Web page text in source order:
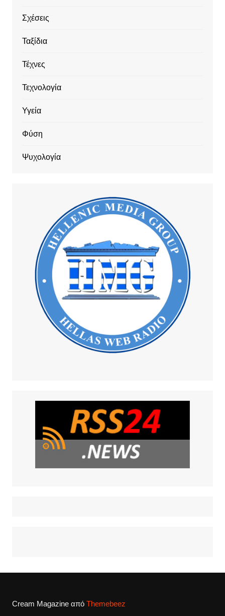
Σχέσεις
Ταξίδια
Τέχνες
Τεχνολογία
Υγεία
Φύση
Ψυχολογία
Cream Magazine από Themebeez